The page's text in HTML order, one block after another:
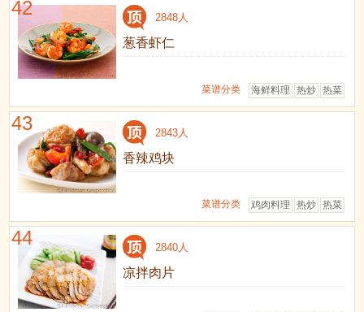
42 2848人
葱香虾仁
热菜
热炒
海鲜料理
菜谱分类
43 2843人
香辣鸡块
热菜
热炒
鸡肉料理
菜谱分类
44 2840人
凉拌肉片